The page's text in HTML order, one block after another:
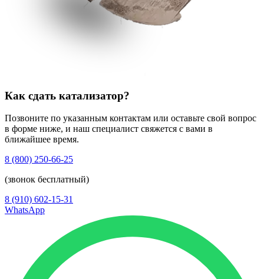
Как сдать катализатор?
Позвоните по указанным контактам или оставьте свой вопрос
в форме ниже, и наш специалист свяжется с вами в
ближайшее время.
8 (800) 250-66-25
(звонок бесплатный)
8 (910) 602-15-31
WhatsApp